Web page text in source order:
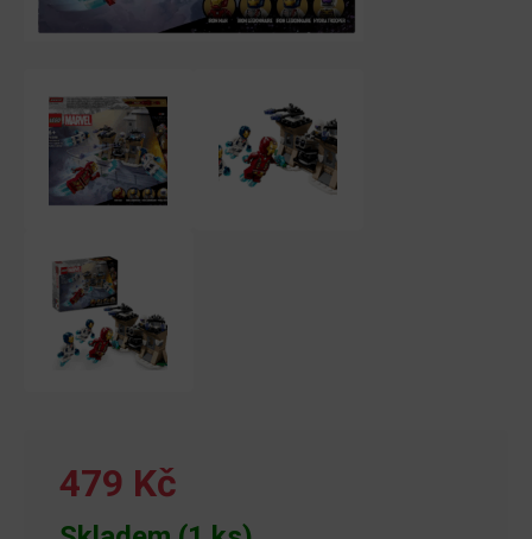
479 Kč